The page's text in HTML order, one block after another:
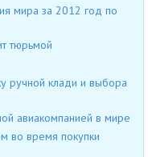
мира за 2012 год по
тюрьмой
ручной клади и выбора
авиакомпанией в мире
во время покупки